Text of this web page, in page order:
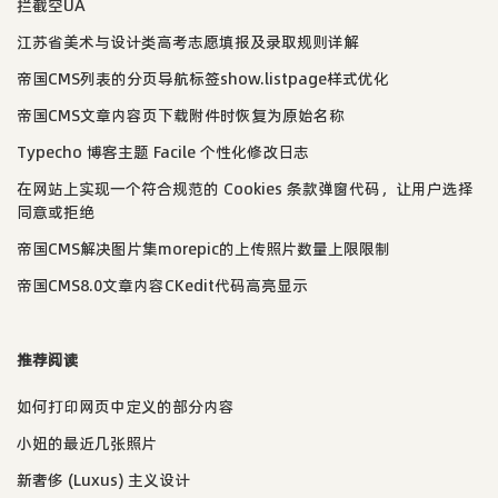
拦截空UA
江苏省美术与设计类高考志愿填报及录取规则详解
帝国CMS列表的分页导航标签show.listpage样式优化
帝国CMS文章内容页下载附件时恢复为原始名称
Typecho 博客主题 Facile 个性化修改日志
在网站上实现一个符合规范的 Cookies 条款弹窗代码，让用户选择
同意或拒绝
帝国CMS解决图片集morepic的上传照片数量上限限制
帝国CMS8.0文章内容CKedit代码高亮显示
推荐阅读
如何打印网页中定义的部分内容
小妞的最近几张照片
新奢侈 (Luxus) 主义设计